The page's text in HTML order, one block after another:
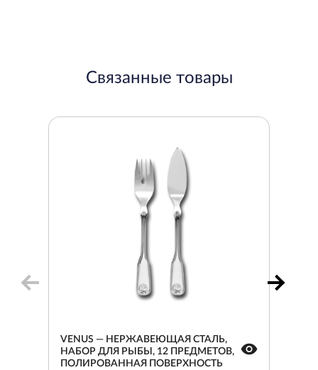
Связанные товары
VENUS — НЕРЖАВЕЮЩАЯ СТАЛЬ,
НАБОР ДЛЯ РЫБЫ, 12 ПРЕДМЕТОВ,
ПОЛИРОВАННАЯ ПОВЕРХНОСТЬ